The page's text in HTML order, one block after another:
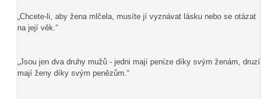
„Chcete-li, aby žena mlčela, musíte jí vyznávat lásku nebo se otázat
na její věk.“
„Jsou jen dva druhy mužů - jedni mají peníze díky svým ženám, druzí
mají ženy díky svým penězům.“